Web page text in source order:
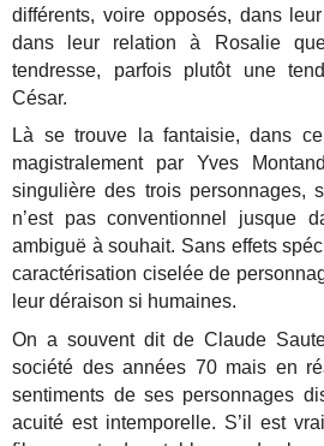
différents, voire opposés, dans
dans leur relation à Rosalie
tendresse, parfois plutôt une
César.
Là se trouve la fantaisie, dans
magistralement par Yves
singulière des trois personnages,
n’est pas conventionnel jusque
ambiguë à souhait. Sans effets
caractérisation ciselée de
leur déraison si humaines.
On a souvent dit de Claude
société des années 70 mais en
sentiments de ses personnages
acuité est intemporelle. S’il est